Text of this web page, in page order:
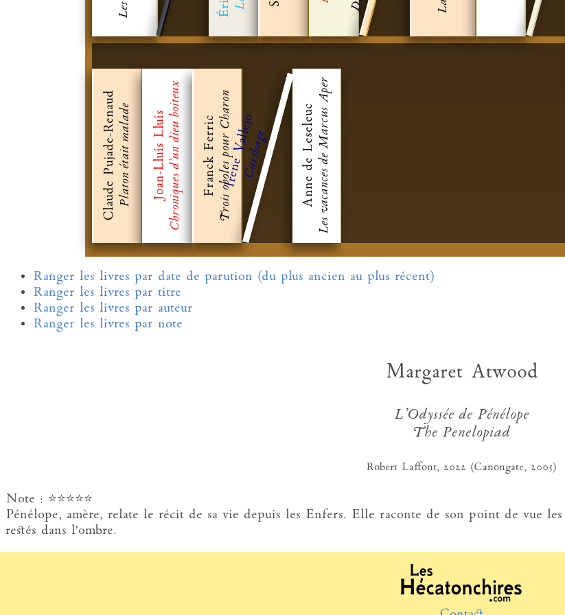
Claude Pujade-RenaudPlaton était malade Joan-Lluís LluísChroniques d'un dieu boiteux Franck FerricTrois oboles pour Charon
Irene Vallejo
Carthage Anne de LeseleucLes vacances de Marcus Aper
Ranger les livres par date de parution (du plus ancien au plus récent)
Ranger les livres par titre
Ranger les livres par auteur
Ranger les livres par note
Margaret Atwood
L'Odyssée de Pénélope
The Penelopiad
Robert Laffont, 2022 (Canongate, 2005)
Note : ⭐⭐⭐⭐⭐
Pénélope, amère, relate le récit de sa vie depuis les Enfers. Elle raconte de son point de vue
restés dans l'ombre.